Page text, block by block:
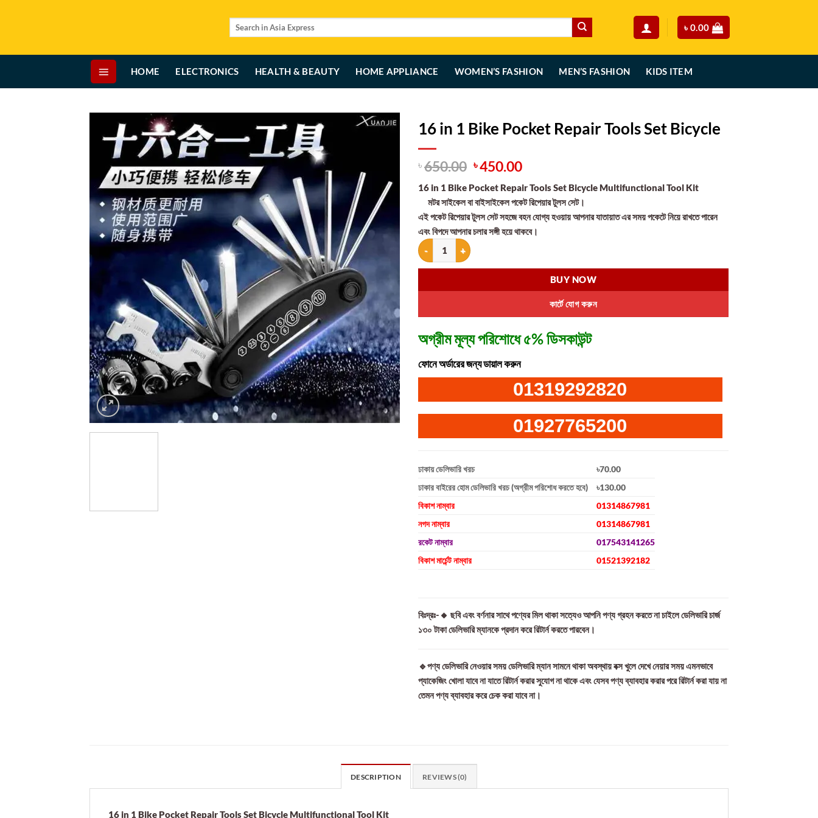
Search
for:
৳ 0.00
HOME ELECTRONICS HEALTH & BEAUTY HOME APPLIANCE WOMEN’S FASHION MEN’S FASHION KIDS ITEM
16 in 1 Bike Pocket Repair Tools Set Bicycle
৳650.00 Original
was:
৳ 650.00.
৳450.00Current
is:
৳ 450.00.
16 in 1 Bike Pocket Repair Tools Set Bicycle Multifunctional Tool Kit
মটর সাইকেল বা বাইসাইকেল পকেট রিপেয়ার টুলস সেট।
এই পকেট রিপেয়ার টুলস সেট সহজে বহন যোগ্য হওয়ায় আপনার যাতায়াত এর সময় পকেটে নিয়ে রাখতে পারেন
এবং বিপদে আপনার চলার সঙ্গী হয়ে থাকবে।
16 in 1 Bike Pocket Repair Tools Set Bicycle quantity
কার্টে যোগ করুন
BUY NOW
অগ্রীম মূল্য পরিশোধে ৫% ডিসকাউন্ট
ফোনে অর্ডারের জন্য ডায়াল করুন
01319292820
01927765200
ঢাকায় ডেলিভারি খরচ
৳70.00
ঢাকার বাইরের হোম ডেলিভারি খরচ (অগ্রীম পরিশোধ করতে হবে)
৳130.00
বিকাশ নাম্বার
01314867981
নগদ নাম্বার
01314867981
রকেট নাম্বার
017543141265
বিকাশ মার্চেন্ট নাম্বার
01521392182
বিঃদ্রঃ-🔸 ছবি এবং বর্ণনার সাথে পণ্যের মিল থাকা সত্যেও আপনি পণ্য গ্রহন করতে না চাইলে ডেলিভারি চার্জ
১৩০ টাকা ডেলিভারি ম্যানকে প্রদান করে রিটার্ন করতে পারবেন।
🔹পণ্য ডেলিভারি নেওয়ার সময় ডেলিভারি ম্যান সামনে থাকা অবস্থায় বক্স খুলে দেখে নেয়ার সময় এমনভাবে
প্যাকেজিং খোলা যাবে না যাতে রিটার্ন করার সুযোগ না থাকে এবং যেসব পণ্য ব্যাবহার করার পরে রিটার্ন করা যায় না
তেমন পণ্য ব্যাবহার করে চেক করা যাবে না।
DESCRIPTION REVIEWS (0)
16 in 1 Bike Pocket Repair Tools Set Bicycle Multifunctional Tool Kit